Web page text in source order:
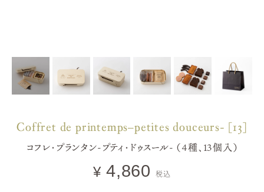
MARIAGE
マリアージュ
4個入
6個入
VOYAGE, Voyages
ヴォヤージュ ／ ヴォヤージュ・グルモン
ヴォヤージュ・デュ・カカオ
-édition2026-
ヴォヤージュ・グルモン WDス
その他中身から個別に選ぶ
Coffret de printemps–petites douceurs- [13]
コフレ・プランタン-プティ・ドゥスール- （4種、13個入）
¥ 4,860 税込